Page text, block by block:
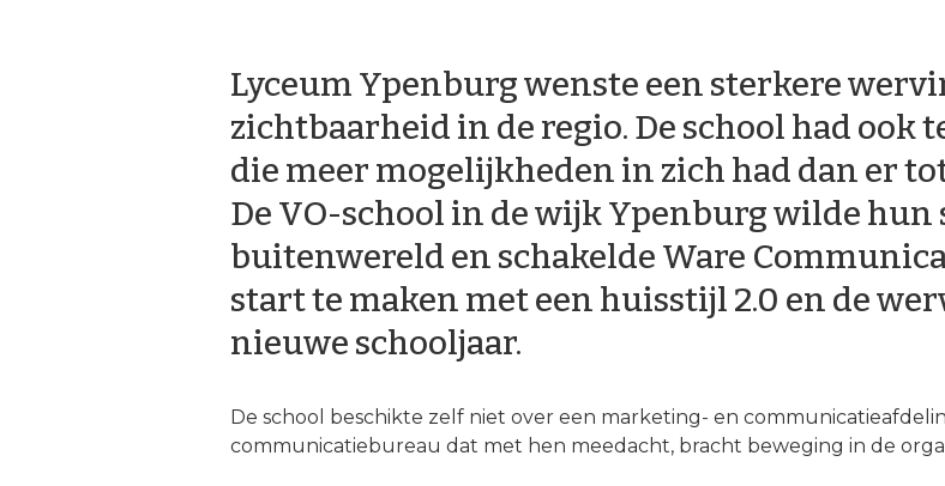
Lyceum Ypenburg wenste een sterkere
zichtbaarheid in de regio. De school had ook
die meer mogelijkheden in zich had dan er
De VO-school in de wijk Ypenburg wilde hun
buitenwereld en schakelde Ware
start te maken met een huisstijl 2.0 en de
nieuwe schooljaar.
De school beschikte zelf niet over een marketing- en
communicatiebureau dat met hen meedacht, bracht beweging in de